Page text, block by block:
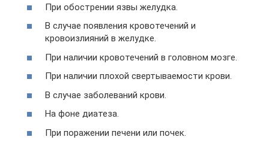
При обострении язвы желудка.
В случае появления кровотечений и
кровоизлияний в желудке.
При наличии кровотечений в головном мозге.
При наличии плохой свертываемости крови.
В случае заболеваний крови.
На фоне диатеза.
При поражении печени или почек.